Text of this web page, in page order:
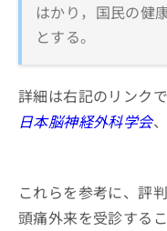
はかり，国民の健
とする。
詳細は右記のリンク
日本脳神経外科学会、
これらを参考に、評
頭痛外来を受診する